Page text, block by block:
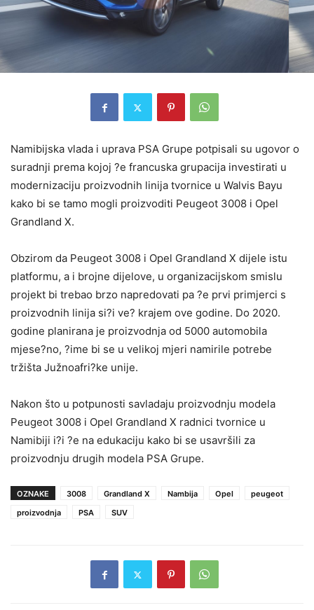
Namibijska vlada i uprava PSA Grupe potpisali su ugovor o
suradnji prema kojoj ?e francuska grupacija investirati u
modernizaciju proizvodnih linija tvornice u Walvis Bayu
kako bi se tamo mogli proizvoditi Peugeot 3008 i Opel
Grandland X.
Obzirom da Peugeot 3008 i Opel Grandland X dijele istu
platformu, a i brojne dijelove, u organizacijskom smislu
projekt bi trebao brzo napredovati pa ?e prvi primjerci s
proizvodnih linija si?i ve? krajem ove godine. Do 2020.
godine planirana je proizvodnja od 5000 automobila
mjese?no, ?ime bi se u velikoj mjeri namirile potrebe
tržišta Južnoafri?ke unije.
Nakon što u potpunosti savladaju proizvodnju modela
Peugeot 3008 i Opel Grandland X radnici tvornice u
Namibiji i?i ?e na edukaciju kako bi se usavršili za
proizvodnju drugih modela PSA Grupe.
OZNAKE 3008 Grandland X Nambija Opel
peugeot
proizvodnja
PSA SUV